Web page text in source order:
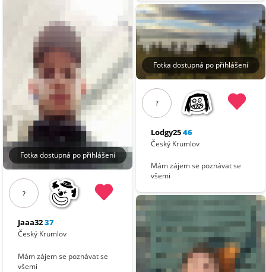
Fotka dostupná po přihlášení
?
Jaaa3237
Český Krumlov
Mám zájem se poznávat se
všemi
Fotka dostupná po přihlášení
?
Lodgy2546
Český Krumlov
Mám zájem se poznávat se
všemi